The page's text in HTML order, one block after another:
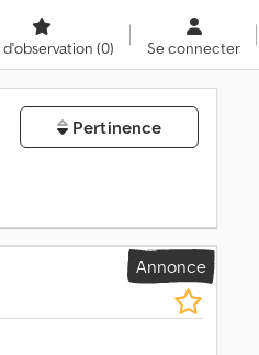
d'observation (0) Se connecter
Pertinence
Annonce